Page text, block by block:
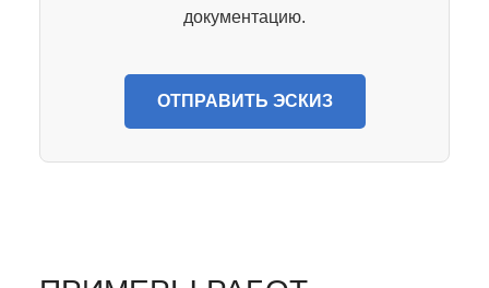
документацию.
ОТПРАВИТЬ ЭСКИЗ